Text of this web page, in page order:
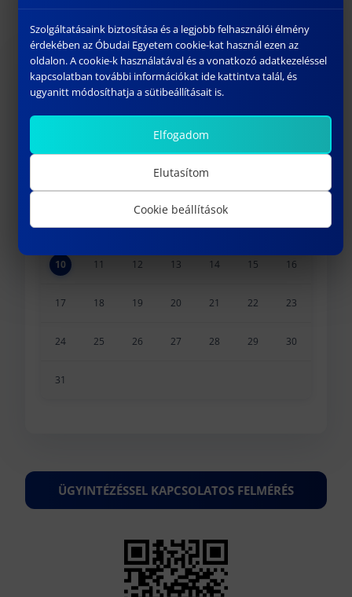
‹ Augusztus 2026 ›
1 2
3 4 5 6 7 8 9
10 11 12 13 14 15 16
17 18 19 20 21 22 23
24 25 26 27 28 29 30
31
ÜGYINTÉZÉSSEL KAPCSOLATOS FELMÉRÉS
Szolgáltatásaink biztosítása és a legjobb felhasználói élmény
érdekében az Óbudai Egyetem cookie-kat használ ezen az
oldalon. A cookie-k használatával és a vonatkozó adatkezeléssel
kapcsolatban további információkat ide kattintva talál, és
ugyanitt módosíthatja a sütibeállításait is.
Elfogadom
Elutasítom
Cookie beállítások